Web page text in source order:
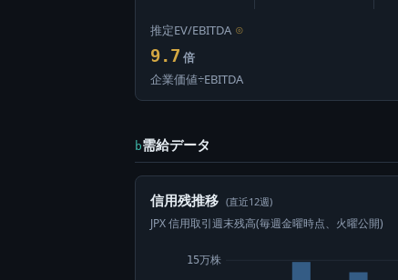
推定EV/EBITDA ⊙
9.7 倍
企業価値÷EBITDA
b需給データ
信用残推移 (直近12週)
JPX 信用取引週末残高(毎週金曜時点、火曜公開)
15万株